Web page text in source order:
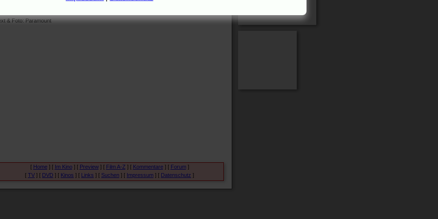
Im Tal von Elah") als Susies Großmutter und Stanley Tucci
& Foto: Paramount
[ Home] [ Im Kino] [ Preview] [ Film A-Z ] [ Kommentare] [ Forum]
[ TV ] [ DVD ] [ Kinos ] [ Links ] [ Suchen ] [ Impressum ] [ Datenschutz ]